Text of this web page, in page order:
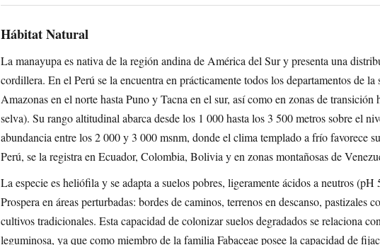
Hábitat Natural
La manayupa es nativa de la región andina de América del Sur y presenta una
cordillera. En el Perú se la encuentra en prácticamente todos los departamentos de la
Amazonas en el norte hasta Puno y Tacna en el sur, así como en zonas de transición
selva). Su rango altitudinal abarca desde los 1 000 hasta los 3 500 metros sobre el
abundancia entre los 2 000 y 3 000 msnm, donde el clima templado a frío favorece
Perú, se la registra en Ecuador, Colombia, Bolivia y en zonas montañosas de
La especie es heliófila y se adapta a suelos pobres, ligeramente ácidos a neutros
Prospera en áreas perturbadas: bordes de caminos, terrenos en descanso, pastizales
cultivos tradicionales. Esta capacidad de colonizar suelos degradados se relaciona
leguminosa, ya que como miembro de la familia Fabaceae posee la capacidad de